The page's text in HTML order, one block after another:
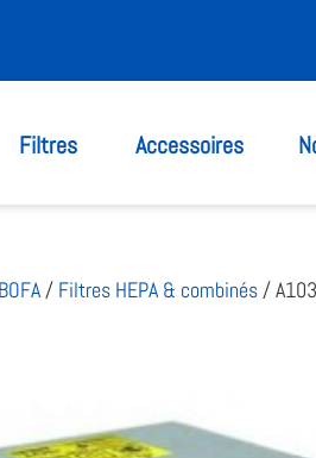
Filtres Accessoires
/ Filtres HEPA & combinés /